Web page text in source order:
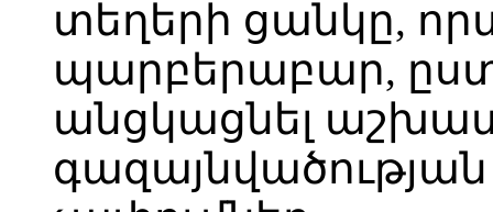
տեղերի ցանկը,
պարբերաբար,
անցկացնել
գազայնվածության